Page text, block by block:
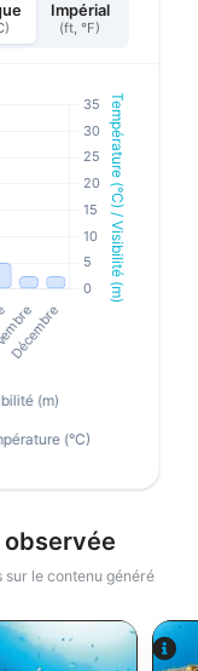
Impérial
(ft, °F)
sur le contenu généré